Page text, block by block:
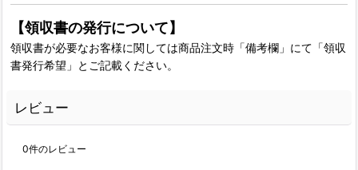
【領収書の発行について】
領収書が必要なお客様に関しては商品注文時「備考欄」にて「領収
書発行希望」とご記載ください。
レビュー
0件のレビュー